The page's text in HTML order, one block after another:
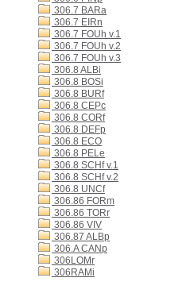
306.7 BARa
306.7 EIRn
306.7 FOUh v.1
306.7 FOUh v.2
306.7 FOUh v.3
306.8 ALBi
306.8 BOSi
306.8 BURf
306.8 CEPc
306.8 CORf
306.8 DEFp
306.8 ECO
306.8 PELe
306.8 SCHf v.1
306.8 SCHf v.2
306.8 UNCf
306.86 FORm
306.86 TORr
306.86 VIV
306.87 ALBp
306.A CANp
306LOMr
306RAMi